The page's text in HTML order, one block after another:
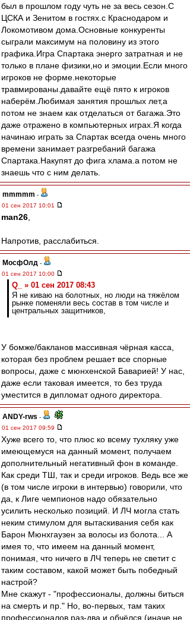
был в прошлом году чуть не за весь сезон.С
ЦСКА и Зенитом в гостях.с Краснодаром и
Локомотивом дома.Основные конкуренты
сыграли максимум на половину из этого
графика.Игра Спартака энерго затратная и не
только в плане физики,но и эмоции.Если много
игроков не форме.некоторые
травмированы.давайте ещё пято к игроков
наберём.Любимая занятия прошлых лет,а
потом не знаем как отделаться от багажа.Это
даже отражено в компьютерных играх.Я когда
начинаю играть за Спартак всегда очень много
времени занимает разгребаний багажа
Спартака.Накупят до фига хлама.а потом не
знаешь что с ним делать.
mmmmm -
01 сен 2017 10:01
man26
Напротив, расслабиться.
МосфОлд -
01 сен 2017 10:00
Q_ » 01 сен 2017 08:43
Я не киваю на болотных, но люди на тяжёлом
рынке поменяли весь состав в том числе и
центральных защитников,
У бомже/бакланов массивная чёрная касса,
которая без проблем решает все спорные
вопросы, даже с мюнхенской Баварией! У нас,
даже если таковая имеется, то без труда
уместится в дипломат одного директора.
ANDY-rws -
01 сен 2017 09:59
Хуже всего то, что плюс ко всему тухляку уже
имеющемуся на данный момент, получаем
дополнительный негативный фон в команде.
Как среди ТШ, так и среди игроков. Ведь все же
(в том числе игроки в интервью) говорили, что
да, к Лиге чемпионов надо обязательно
усилить несколько позиций. И ЛЧ могла стать
неким стимулом для вытаскивания себя как
Барон Мюнхгаузен за волосы из болота... А
имея то, что имеем на данный момент,
понимая, что ничего в ЛЧ теперь не светит с
таким составом, какой может быть победный
настрой?
Мне скажут - "профессионалы, должны биться
на смерть и пр." Но, во-первых, там таких
профессионалов раз-два и обчёлся (иначе не